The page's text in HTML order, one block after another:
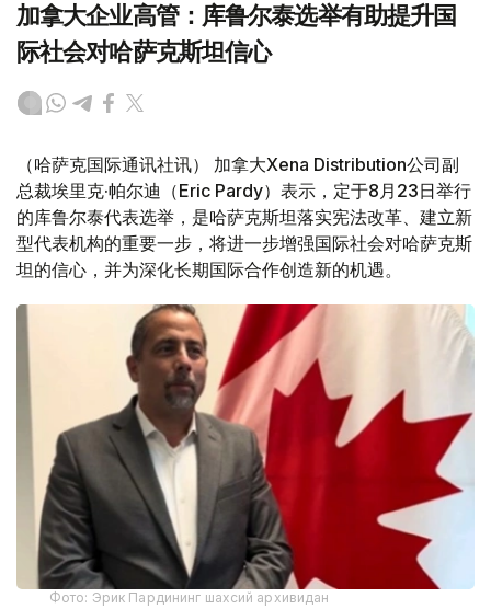
加拿大企业高管：库鲁尔泰选举有助提升国
际社会对哈萨克斯坦信心
（哈萨克国际通讯社讯） 加拿大Xena Distribution公司副
总裁埃里克·帕尔迪（Eric Pardy）表示，定于8月23日举行
的库鲁尔泰代表选举，是哈萨克斯坦落实宪法改革、建立新
型代表机构的重要一步，将进一步增强国际社会对哈萨克斯
坦的信心，并为深化长期国际合作创造新的机遇。
Фото: Эрик Пардининг шахсий архивидан